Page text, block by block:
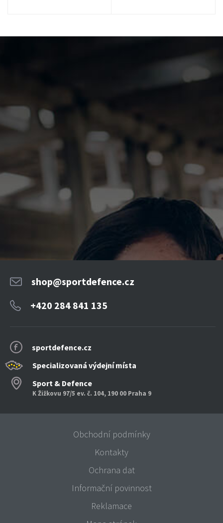
sportdefence.cz
Specializovaná výdejní místa
Sport & Defence
K Žižkovu 97/5 ev. č. 104, 190 00 Praha 9
shop@sportdefence.cz
+420 284 841 135
Obchodní podmínky
Kontakty
Ochrana dat
Informační povinnost
Reklamace